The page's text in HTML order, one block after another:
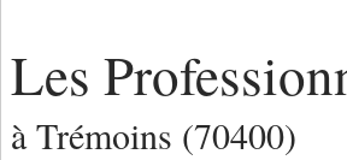
Les
à Trémoins (70400)